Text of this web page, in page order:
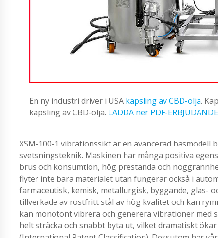
En ny industri driver i USA kapsling av CBD-olja.
kapsling av CBD-olja. LADDA ner PDF-
XSM-100-1 vibrationssikt är en avancerad
svetsningsteknik. Maskinen har många positiva
brus och konsumtion, hög prestanda och
flyter inte bara materialet utan fungerar också i
farmaceutisk, kemisk, metallurgisk, byggande, glas-
tillverkade av rostfritt stål av hög kvalitet och kan
kan monotont vibrera och generera vibrationer med
helt sträcka och snabbt byta ut, vilket dramatiskt